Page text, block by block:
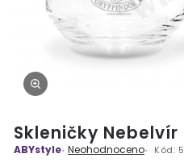
Skleničky Nebelvír
ABYstyle Neohodnoceno Kód: